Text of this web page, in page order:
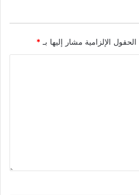
الحقول الإلزامية مشار إليها بـ *